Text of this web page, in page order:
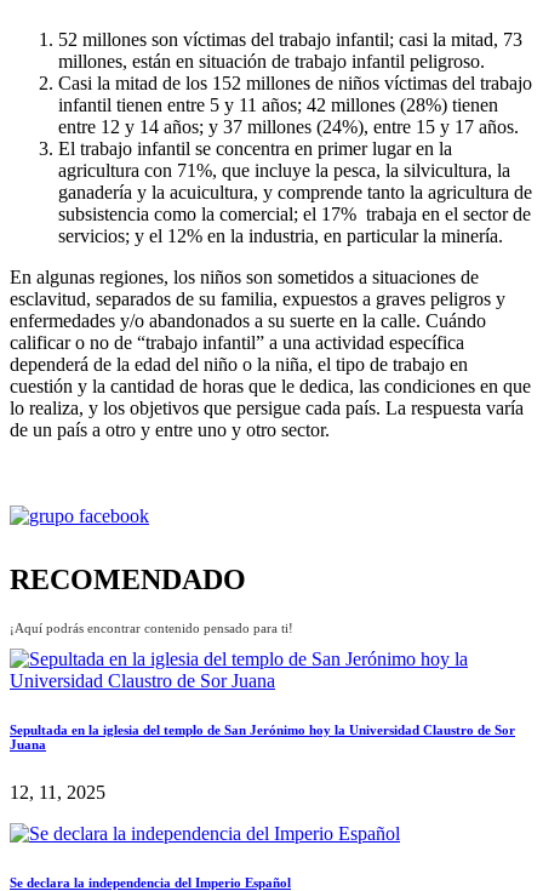
52 millones son víctimas del trabajo infantil; casi la mitad, 73
millones, están en situación de trabajo infantil peligroso.
Casi la mitad de los 152 millones de niños víctimas del trabajo
infantil tienen entre 5 y 11 años; 42 millones (28%) tienen
entre 12 y 14 años; y 37 millones (24%), entre 15 y 17 años.
El trabajo infantil se concentra en primer lugar en la
agricultura con 71%, que incluye la pesca, la silvicultura, la
ganadería y la acuicultura, y comprende tanto la agricultura de
subsistencia como la comercial; el 17% trabaja en el sector de
servicios; y el 12% en la industria, en particular la minería.
En algunas regiones, los niños son sometidos a situaciones de
esclavitud, separados de su familia, expuestos a graves peligros y
enfermedades y/o abandonados a su suerte en la calle. Cuándo
calificar o no de “trabajo infantil” a una actividad específica
dependerá de la edad del niño o la niña, el tipo de trabajo en
cuestión y la cantidad de horas que le dedica, las condiciones en que
lo realiza, y los objetivos que persigue cada país. La respuesta varía
de un país a otro y entre uno y otro sector.
RECOMENDADO
¡Aquí podrás encontrar contenido pensado para ti!
Sepultada en la iglesia del templo de San Jerónimo hoy la Universidad Claustro de Sor
Juana
12, 11, 2025
Se declara la independencia del Imperio Español